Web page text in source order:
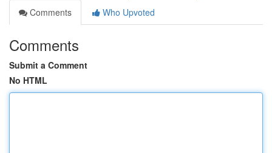
Comments
Who Upvoted
Comments
Submit a Comment
No HTML